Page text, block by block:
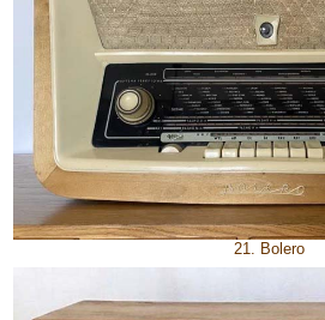
21. Bolero